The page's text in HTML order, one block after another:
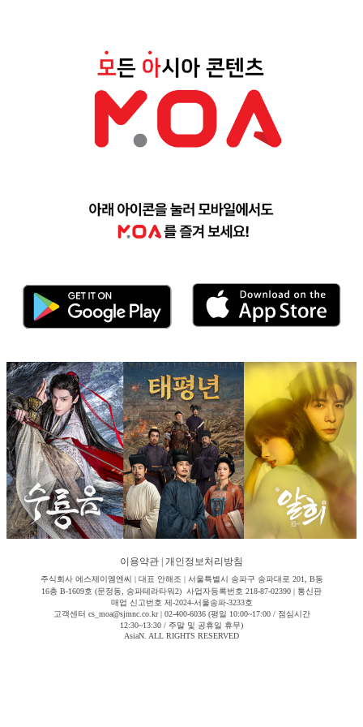
이용약관 개인정보처리방침
주식회사 에스제이엠엔씨 | 대표 안해조 | 서울특별시 송파구 송파대로 201, B동
16층 B-1609호 (문정동, 송파테라타워2) 사업자등록번호 218-87-02390 | 통신판
매업 신고번호 제-2024-서울송파-3233호
고객센터 cs_moa@sjmnc.co.kr | 02-400-6036 (평일 10:00~17:00 / 점심시간
12:30~13:30 / 주말 및 공휴일 휴무)
AsiaN. ALL RIGHTS RESERVED